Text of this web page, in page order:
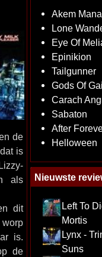
de
is
als
dit
worp
is.
de
Akem
Lone
Eye Of
Epinikion
Tailgunner
Gods Of
Carach
Sabaton
After
Helloween
Nieuwste
Left To
Mortis
Lynx -
Suns